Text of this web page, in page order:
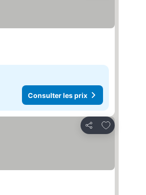
Consulter les prix
Partager
Ajouter à